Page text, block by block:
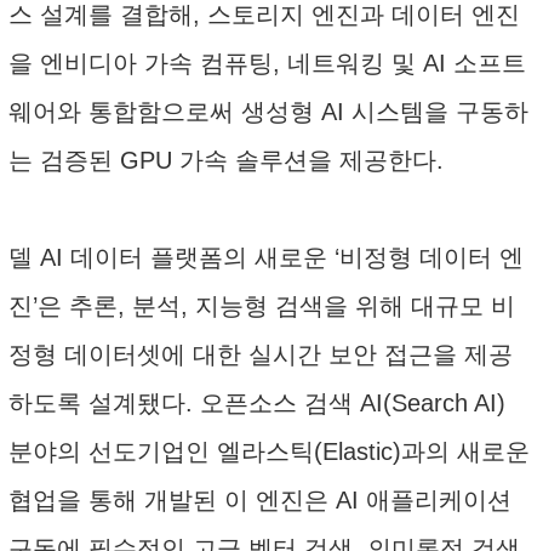
스 설계를 결합해, 스토리지 엔진과 데이터 엔진
을 엔비디아 가속 컴퓨팅, 네트워킹 및 AI 소프트
웨어와 통합함으로써 생성형 AI 시스템을 구동하
는 검증된 GPU 가속 솔루션을 제공한다.
델 AI 데이터 플랫폼의 새로운 ‘비정형 데이터 엔
진’은 추론, 분석, 지능형 검색을 위해 대규모 비
정형 데이터셋에 대한 실시간 보안 접근을 제공
하도록 설계됐다. 오픈소스 검색 AI(Search AI)
분야의 선도기업인 엘라스틱(Elastic)과의 새로운
협업을 통해 개발된 이 엔진은 AI 애플리케이션